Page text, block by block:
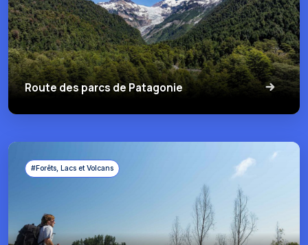
Route des parcs de Patagonie
#Forêts, Lacs et Volcans